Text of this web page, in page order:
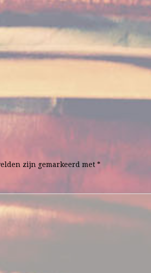
zijn gemarkeerd met *